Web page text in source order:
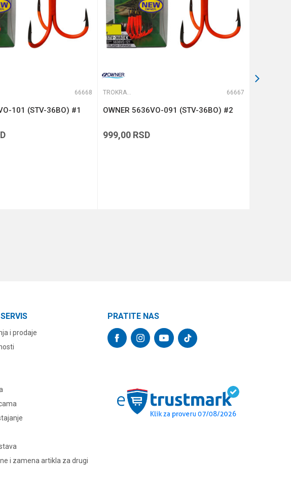
66668
101 (STV-36BO) #1
TROKRAKE I DVOKRAKE UDICE 66667
OWNER 5636VO-091 (STV-36BO) #2
999,00 RSD
i prodaje
i zamena artikla za drugi
PRATITE NAS